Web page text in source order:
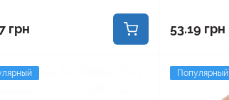
грн 53.19 грн
Популярный